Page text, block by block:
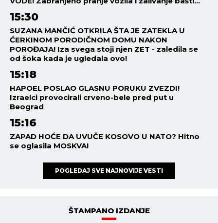
15:30
SUZANA MANČIĆ OTKRILA ŠTA JE ZATEKLA U
ĆERKINOM PORODIČNOM DOMU NAKON
POROĐAJA! Iza svega stoji njen ZET - zaledila se
od šoka kada je ugledala ovo!
15:18
HAPOEL POSLAO GLASNU PORUKU ZVEZDI!
Izraelci provocirali crveno-bele pred put u
Beograd
15:16
ZAPAD HOĆE DA UVUČE KOSOVO U NATO? Hitno
se oglasila MOSKVA!
POGLEDAJ SVE NAJNOVIJE VESTI
ŠTAMPANO IZDANJE